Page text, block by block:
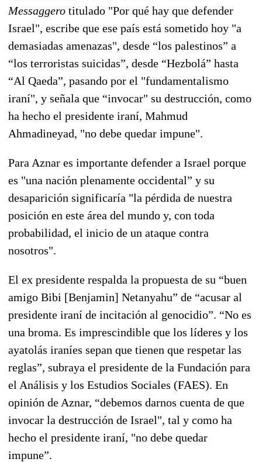
Messaggero titulado "Por qué hay que defender
Israel", escribe que ese país está sometido hoy "a
demasiadas amenazas", desde “los palestinos” a
“los terroristas suicidas”, desde “Hezbolá” hasta
“Al Qaeda”, pasando por el "fundamentalismo
iraní", y señala que “invocar" su destrucción, como
ha hecho el presidente iraní, Mahmud
Ahmadineyad, "no debe quedar impune".
Para Aznar es importante defender a Israel porque
es "una nación plenamente occidental” y su
desaparición significaría "la pérdida de nuestra
posición en este área del mundo y, con toda
probabilidad, el inicio de un ataque contra
nosotros".
El ex presidente respalda la propuesta de su “buen
amigo Bibi [Benjamin] Netanyahu” de “acusar al
presidente iraní de incitación al genocidio”. “No es
una broma. Es imprescindible que los líderes y los
ayatolás iraníes sepan que tienen que respetar las
reglas”, subraya el presidente de la Fundación para
el Análisis y los Estudios Sociales (FAES). En
opinión de Aznar, “debemos darnos cuenta de que
invocar la destrucción de Israel", tal y como ha
hecho el presidente iraní, "no debe quedar
impune”.